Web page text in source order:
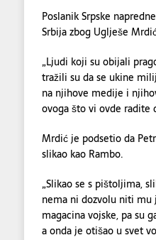
Poslanik Srpske
Srbija zbog Uglješe
„Ljudi koji su obijali
tražili su da se ukine
na njihove medije i
ovoga što vi ovde radite
Mrdić je podsetio da
slikao kao Rambo.
„Slikao se s pištoljima,
nema ni dozvolu niti mu
magacina vojske, pa su
a onda je otišao u svet